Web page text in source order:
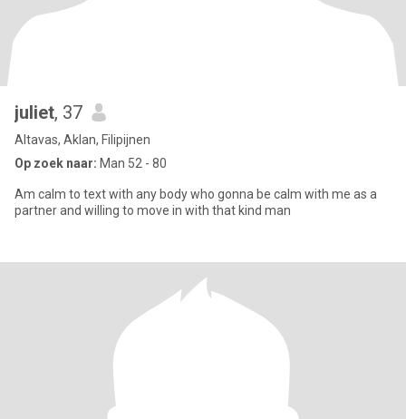
juliet, 37
Altavas, Aklan, Filipijnen
Op zoek naar: Man 52 - 80
Am calm to text with any body who gonna be calm with me as a
partner and willing to move in with that kind man